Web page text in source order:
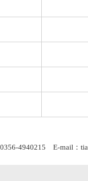
4940215 E-mail：